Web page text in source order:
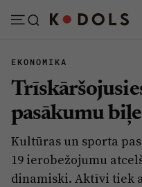
Abonēt
Ziņas
Politika
EKONOMIKA
pasākumu
Kultūras un sporta
19 ierobežojumu
dinamiski. Aktīvi tiek